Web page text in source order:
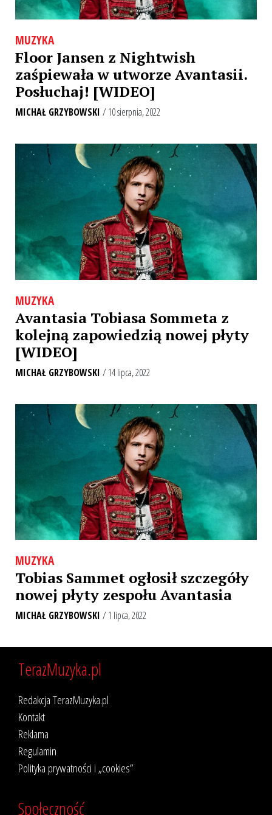
MUZYKA
Floor Jansen z Nightwish
zaśpiewała w utworze Avantasii.
Posłuchaj! [WIDEO]
MICHAŁ GRZYBOWSKI / 10 sierpnia, 2022
MUZYKA
Avantasia Tobiasa Sommeta z
kolejną zapowiedzią nowej płyty
[WIDEO]
MICHAŁ GRZYBOWSKI / 14 lipca, 2022
MUZYKA
Tobias Sammet ogłosił szczegóły
nowej płyty zespołu Avantasia
MICHAŁ GRZYBOWSKI / 1 lipca, 2022
TerazMuzyka.pl
Redakcja TerazMuzyka.pl
Kontakt
Reklama
Regulamin
Polityka prywatności i „cookies”
Społeczność